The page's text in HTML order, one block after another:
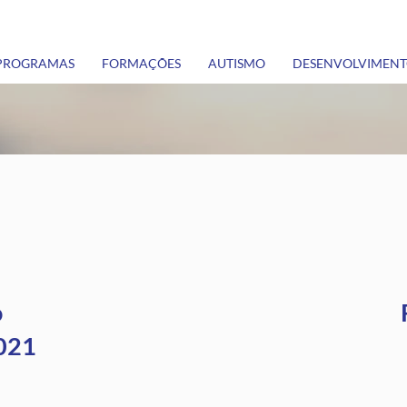
FORMAÇÕES AUTISMO